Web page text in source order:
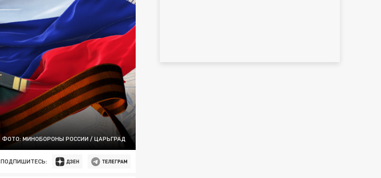
ФОТО: МИНОБОРОНЫ РОССИИ / ЦАРЬГРАД
ПОДПИШИТЕСЬ: